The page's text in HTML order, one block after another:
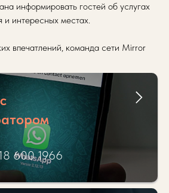
информировать гостей об услугах
и интересных местах.
впечатлений, команда сети Mirror
600 1966